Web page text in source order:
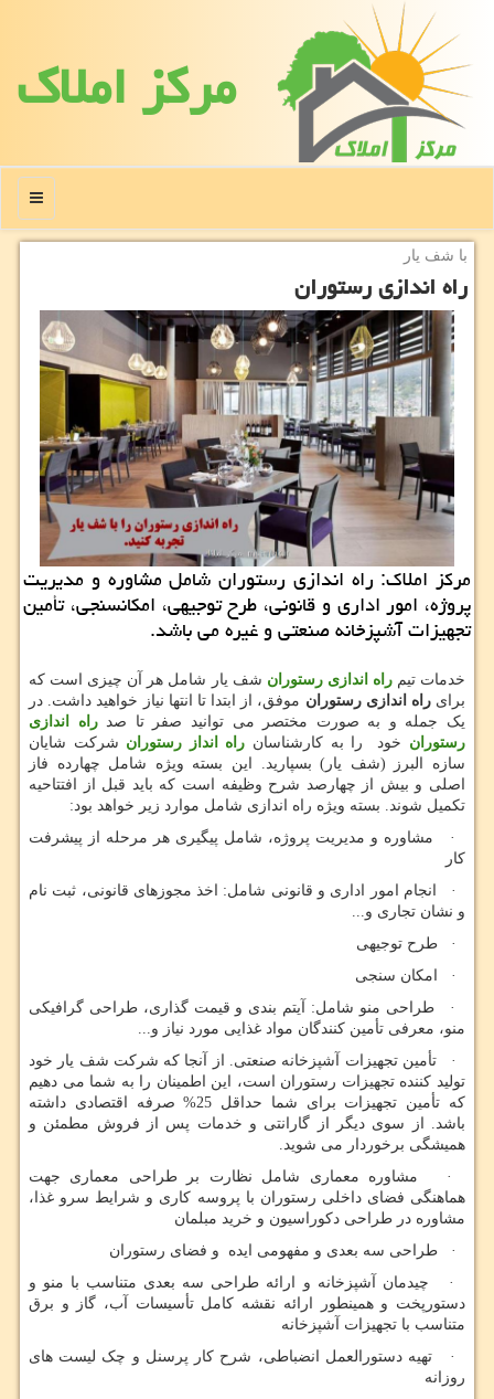
مركز املاك
منو
با شف یار
راه اندازی رستوران
مركز املاك: راه اندازی رستوران شامل مشاوره و مدیریت
پروژه، امور اداری و قانونی، طرح توجیهی، امكانسنجی، تأمین
تجهیزات آشپزخانه صنعتی و غیره می باشد.
خدمات تیمراه اندازی رستوران شف یار شامل هر آن چیزی است که
برایراه اندازی رستوران موفق، از ابتدا تا انتها نیاز خواهید داشت. در
یک جمله و به صورت مختصر می توانید صفر تا صدراه اندازی
رستوران خود را به کارشناسان راه انداز رستوران شرکت شایان
سازه البرز (شف یار) بسپارید. این بسته ویژه شامل چهارده فاز
اصلی و بیش از چهارصد شرح وظیفه است که باید قبل از افتتاحیه
تکمیل شوند. بسته ویژه راه اندازی شامل موارد زیر خواهد بود:
· مشاوره و مدیریت پروژه، شامل پیگیری هر مرحله از پیشرفت
کار
· انجام امور اداری و قانونی شامل: اخذ مجوزهای قانونی، ثبت نام
و نشان تجاری و...
· طرح توجیهی
· امکان سنجی
· طراحی منو شامل: آیتم بندی و قیمت گذاری، طراحی گرافیکی
منو، معرفی تأمین کنندگان مواد غذایی مورد نیاز و...
· تأمین تجهیزات آشپزخانه صنعتی. از آنجا که شرکت شف یار خود
تولید کننده تجهیزات رستوران است، این اطمینان را به شما می دهیم
که تأمین تجهیزات برای شما حداقل 25% صرفه اقتصادی داشته
باشد. از سوی دیگر از گارانتی و خدمات پس از فروش مطمئن و
همیشگی برخوردار می شوید.
· مشاوره معماری شامل نظارت بر طراحی معماری جهت
هماهنگی فضای داخلی رستوران با پروسه کاری و شرایط سرو غذا،
مشاوره در طراحی دکوراسیون و خرید مبلمان
· طراحی سه بعدی و مفهومی ایده و فضای رستوران
· چیدمان آشپزخانه و ارائه طراحی سه بعدی متناسب با منو و
دستورپخت و همینطور ارائه نقشه کامل تأسیسات آب، گاز و برق
متناسب با تجهیزات آشپزخانه
· تهیه دستورالعمل انضباطی، شرح کار پرسنل و چک لیست های
روزانه